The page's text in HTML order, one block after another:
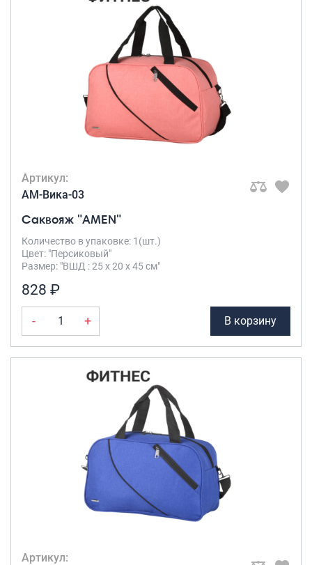
Артикул:
AM-Вика-03
Саквояж "AMEN"
Количество в упаковке: 1(шт.)
Цвет: "Персиковый"
Размер: "ВШД : 25 х 20 х 45 см"
828 ₽
- + В корзину
Артикул: